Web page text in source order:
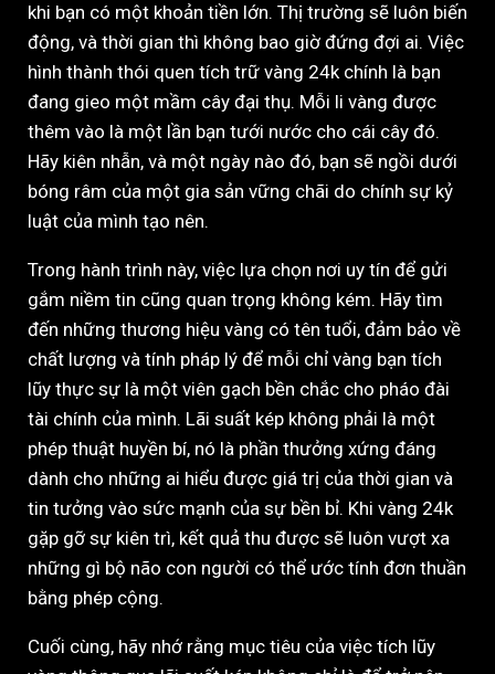
khi bạn có một khoản tiền lớn. Thị trường sẽ luôn biến
động, và thời gian thì không bao giờ đứng đợi ai. Việc
hình thành thói quen tích trữ vàng 24k chính là bạn
đang gieo một mầm cây đại thụ. Mỗi li vàng được
thêm vào là một lần bạn tưới nước cho cái cây đó.
Hãy kiên nhẫn, và một ngày nào đó, bạn sẽ ngồi dưới
bóng râm của một gia sản vững chãi do chính sự kỷ
luật của mình tạo nên.
Trong hành trình này, việc lựa chọn nơi uy tín để gửi
gắm niềm tin cũng quan trọng không kém. Hãy tìm
đến những thương hiệu vàng có tên tuổi, đảm bảo về
chất lượng và tính pháp lý để mỗi chỉ vàng bạn tích
lũy thực sự là một viên gạch bền chắc cho pháo đài
tài chính của mình. Lãi suất kép không phải là một
phép thuật huyền bí, nó là phần thưởng xứng đáng
dành cho những ai hiểu được giá trị của thời gian và
tin tưởng vào sức mạnh của sự bền bỉ. Khi vàng 24k
gặp gỡ sự kiên trì, kết quả thu được sẽ luôn vượt xa
những gì bộ não con người có thể ước tính đơn thuần
bằng phép cộng.
Cuối cùng, hãy nhớ rằng mục tiêu của việc tích lũy